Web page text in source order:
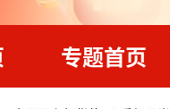
专题首页